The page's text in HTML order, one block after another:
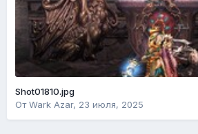
Shot01810.jpg
ОтWark Azar, 23 июля, 2025